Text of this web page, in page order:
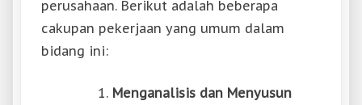
perusahaan. Berikut adalah beberapa
cakupan pekerjaan yang umum dalam
bidang ini:
Menganalisis dan Menyusun